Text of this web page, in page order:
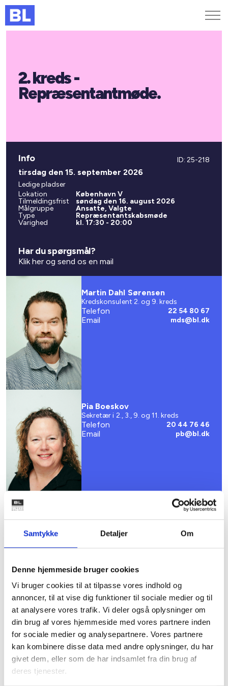
Samtykke Detaljer Om
Denne hjemmeside bruger cookies
Vi bruger cookies til at tilpasse vores indhold og
annoncer, til at vise dig funktioner til sociale medier og til
at analysere vores trafik. Vi deler også oplysninger om
din brug af vores hjemmeside med vores partnere inden
for sociale medier og analysepartnere. Vores partnere
kan kombinere disse data med andre oplysninger, du har
givet dem, eller som de har indsamlet fra din brug af
deres tjenester.
Find medarbejder
Kurser og arrangementer
Jobportalen
2. kreds -
Repræsentantmøde.
Mødet er for dig, der er valgt til
kredsens repræsentantskab, og
du er allerede tilmeldt.
Det er ikke muligt at tilmelde sig
dette møde.
Dagsorden følger ca. 1 uge inden mødet. Alt
materiale lægges i MitBL
Info ID: 25-218
tirsdag den 15. september 2026
Ledige pladser
Lokation
København V
Tilmeldingsfrist
søndag den 16. august 2026
Målgruppe
Ansatte, Valgte
Type
Repræsentantskabsmøde
Varighed
kl. 17:30 - 20:00
Har du spørgsmål?
Klik her og send os en mail
Martin Dahl Sørensen
Kredskonsulent 2. og 9. kreds
Telefon 22 54 80 67
Email mds@bl.dk
Pia Boeskov
Sekretær i 2., 3., 9. og 11. kreds
Telefon 20 44 76 46
Email pb@bl.dk